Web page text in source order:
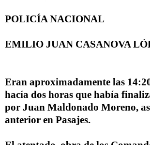
POLICÍA NACIONAL
EMILIO JUAN CASANOVA
Eran aproximadamente las
hacía dos horas que había
por Juan Maldonado Moreno,
anterior en Pasajes.